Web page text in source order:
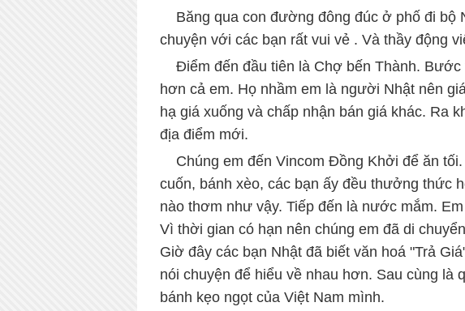
Băng qua con đường đông đúc ở phố đi bộ
chuyện với các bạn rất vui vẻ . Và thầy động
Điểm đến đầu tiên là Chợ bến Thành. Bước
hơn cả em. Họ nhầm em là người Nhật nên
hạ giá xuống và chấp nhận bán giá khác. Ra
địa điểm mới.
Chúng em đến Vincom Đồng Khởi để ăn
cuốn, bánh xèo, các bạn ấy đều thưởng thức
nào thơm như vậy. Tiếp đến là nước mắm.
Vì thời gian có hạn nên chúng em đã di
Giờ đây các bạn Nhật đã biết văn hoá "Trả
nói chuyện để hiểu về nhau hơn. Sau cùng là
bánh kẹo ngọt của Việt Nam mình.